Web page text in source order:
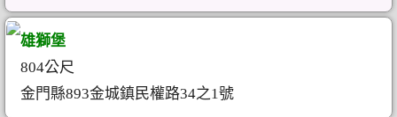
雄獅堡
804公尺
金門縣893金城鎮民權路34之1號